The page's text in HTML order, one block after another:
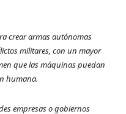
crear armas autónomas
militares, con un mayor
que las máquinas puedan
humana.
empresas o gobiernos